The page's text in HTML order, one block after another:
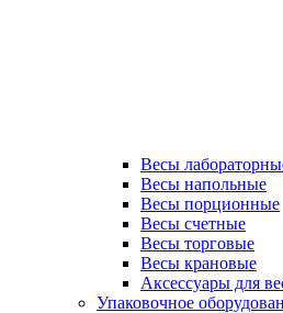
Весы
Весы напольные
Весы порционные
Весы счетные
Весы торговые
Весы крановые
Аксессуары для
Упаковочное